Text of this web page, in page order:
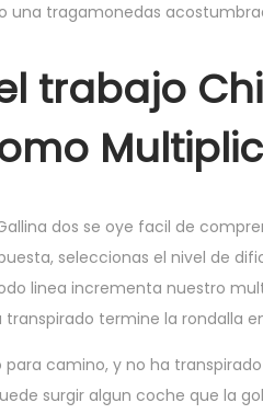
una tragamonedas
trabajo
dos se oye facil de
seleccionas el nivel de
linea incrementa nuestro
termine la rondalla
para camino, y no ha
surgir algun coche que la